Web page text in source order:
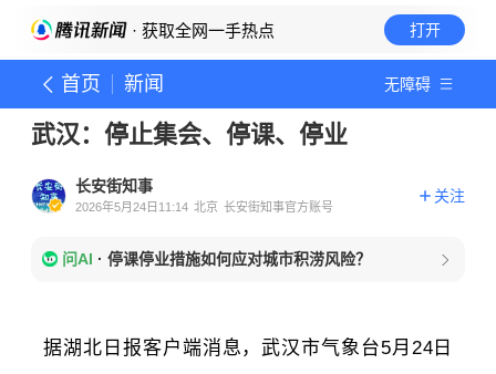
· 获取全网一手热点 打开
首页 新闻 无障碍
武汉：停止集会、停课、停业
长安街知事
2026年5月24日11:14 北京 长安街知事官方账号
关注
问AI · 停课停业措施如何应对城市积涝风险？
据湖北日报客户端消息，武汉市气象台5月24日